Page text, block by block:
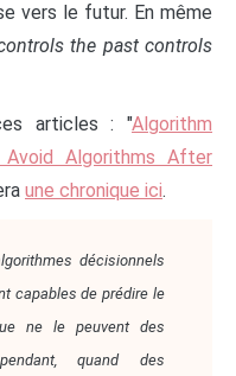
vers le futur. En même
the past controls
articles : "Algorithm
Avoid Algorithms After
une chronique ici.
décisionnels
capables de prédire le
ne le peuvent des
quand des